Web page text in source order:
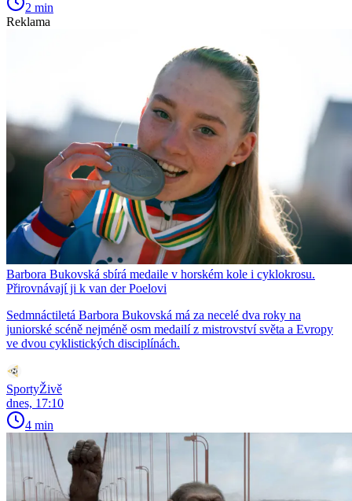
2 min
Reklama
Barbora Bukovská sbírá medaile v horském kole i cyklokrosu.
Přirovnávají ji k van der Poelovi
Sedmnáctiletá Barbora Bukovská má za necelé dva roky na
juniorské scéně nejméně osm medailí z mistrovství světa a Evropy
ve dvou cyklistických disciplínách.
SportyŽivě
dnes, 17:10
4 min